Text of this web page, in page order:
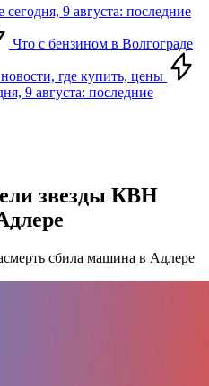
9 августа: последние
Что с бензином в Волгограде
где купить, цены
9 августа: последние
звезды КВН
сбила машина в Адлере